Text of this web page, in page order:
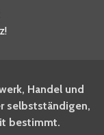
Handel und
selbstständigen,
bestimmt.